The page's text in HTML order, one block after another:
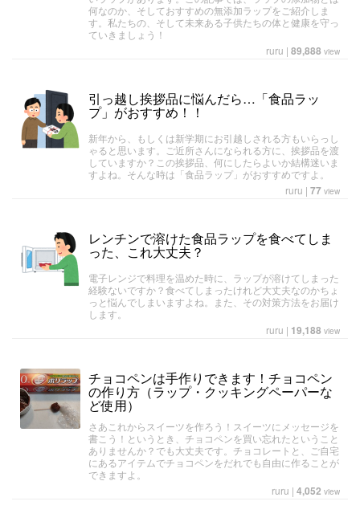
何なのか、そしておすすめの無添加ラップをご紹介しま
す。私たちの、そして未来ある子供たちの体と健康を守っ
ていきましょう！
ruru | 89,888 view
引っ越し挨拶品に悩んだら…「食品ラッ
プ」がおすすめ！！
新年から、もしくは新学期にお引越しされる方もいらっし
ゃると思います。ご近所さんになられる方に、挨拶品を渡
していますか？この挨拶品、何にしたらよいか結構迷いま
すよね。そんな時は「食品ラップ」がおすすめですよ。
ruru | 77 view
レンチンで溶けた食品ラップを食べてしま
った、これ大丈夫？
電子レンジで料理を温めた時に、ラップが溶けてしまった
経験ないですか？食べてしまったけれど大丈夫なのかちょ
っと悩んでしまいますよね。また、その対策方法をお届け
します。
ruru | 19,188 view
チョコペンは手作りできます！チョコペン
の作り方（ラップ・クッキングペーパーな
ど使用）
さあこれからスイーツを作ろう！スイーツにメッセージを
書こう！というとき、チョコペンを買い忘れたということ
ありませんか？でも大丈夫です。チョコレートと、ご自宅
にあるアイテムでチョコペンをだれでも自由に作ることが
できますよ。
ruru | 4,052 view